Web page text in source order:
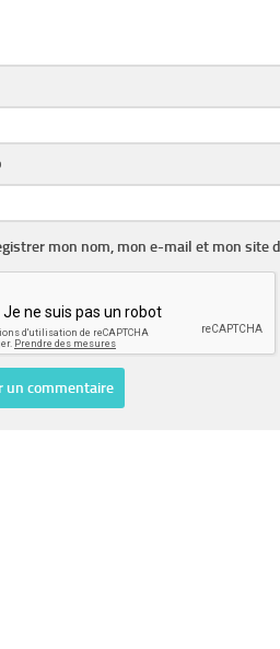
mon nom, mon e-mail et mon site